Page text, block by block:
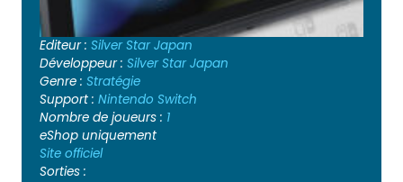
Editeur : Silver Star Japan
Développeur : Silver Star Japan
Genre : Stratégie
Support : Nintendo Switch
Nombre de joueurs : 1
eShop uniquement
Site officiel
Sorties :